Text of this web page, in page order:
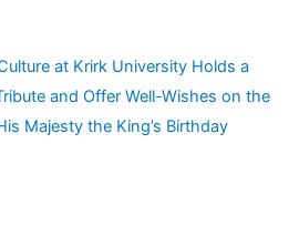
at Krirk University Holds a
and Offer Well-Wishes on the
Majesty the King’s Birthday